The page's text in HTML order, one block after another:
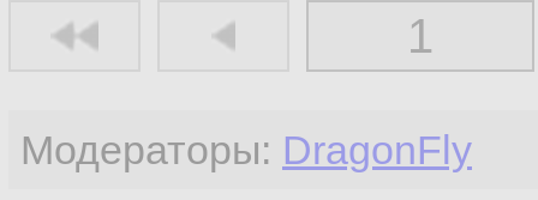
1
Модераторы: DragonFly